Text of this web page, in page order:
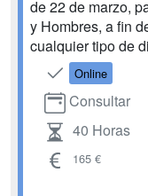
de 22 de marzo,
y Hombres, a fin
cualquier tipo de
Online
Consultar
40 Horas
165 €